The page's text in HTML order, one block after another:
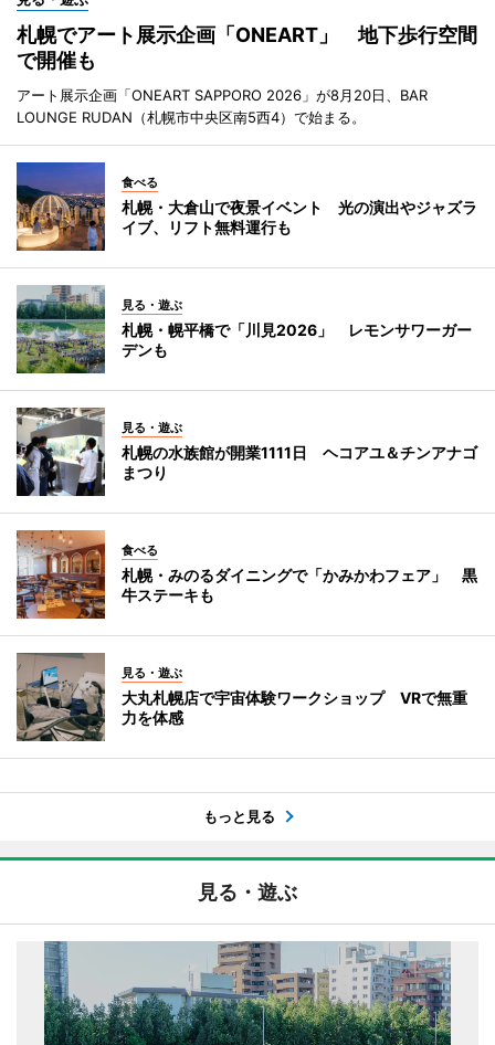
札幌でアート展示企画「ONEART」 地下歩行空間
で開催も
アート展示企画「ONEART SAPPORO 2026」が8月20日、BAR
LOUNGE RUDAN（札幌市中央区南5西4）で始まる。
食べる
札幌・大倉山で夜景イベント 光の演出やジャズラ
イブ、リフト無料運行も
見る・遊ぶ
札幌・幌平橋で「川見2026」 レモンサワーガー
デンも
見る・遊ぶ
札幌の水族館が開業1111日 ヘコアユ＆チンアナゴ
まつり
食べる
札幌・みのるダイニングで「かみかわフェア」 黒
牛ステーキも
見る・遊ぶ
大丸札幌店で宇宙体験ワークショップ VRで無重
力を体感
もっと見る
見る・遊ぶ